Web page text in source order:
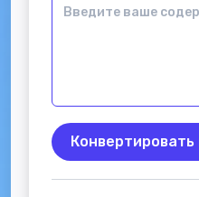
Конвертировать